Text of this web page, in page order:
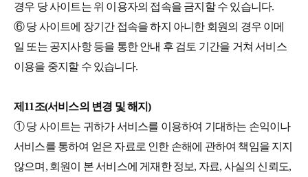
경우 당 사이트는 위 이용자의 접속을 금지할 수 있습니다.
⑥ 당 사이트에 장기간 접속을 하지 아니한 회원의 경우 이메
일 또는 공지사항 등을 통한 안내 후 검토 기간을 거쳐 서비스
이용을 중지할 수 있습니다.
제11조(서비스의 변경 및 해지)
① 당 사이트는 귀하가 서비스를 이용하여 기대하는 손익이나
서비스를 통하여 얻은 자료로 인한 손해에 관하여 책임을 지지
않으며, 회원이 본 서비스에 게재한 정보, 자료, 사실의 신뢰도,